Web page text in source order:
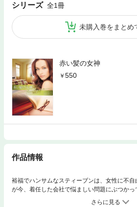
シリーズ 全1冊
未購入巻をまとめ
赤い髪の女神
550
作品情報
裕福でハンサムなスティーブンは、女性に不
が今、着任した会社で悩ましい問題にぶつか
ラ・ムーア――有能で真面目な部下だが、誰も